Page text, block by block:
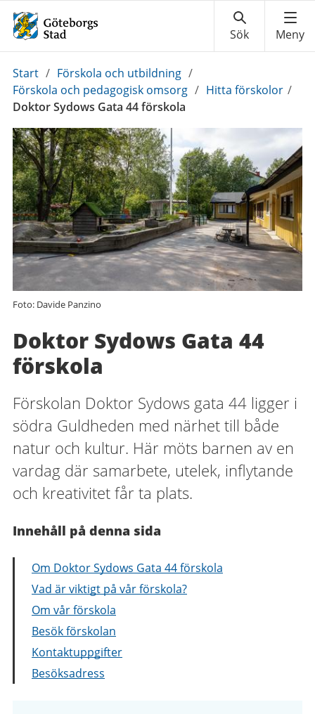
Du
är
här:
Start / Förskola och utbildning /
Förskola och pedagogisk omsorg / Hitta förskolor /
Doktor Sydows Gata 44 förskola
Foto: Davide Panzino
Doktor Sydows Gata 44
förskola
Förskolan Doktor Sydows gata 44 ligger i
södra Guldheden med närhet till både
natur och kultur. Här möts barnen av en
vardag där samarbete, utelek, inflytande
och kreativitet får ta plats.
Innehåll på denna sida
Om Doktor Sydows Gata 44 förskola
Vad är viktigt på vår förskola?
Om vår förskola
Besök förskolan
Kontaktuppgifter
Besöksadress